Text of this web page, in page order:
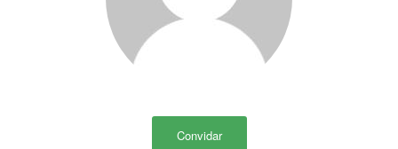
Convidar